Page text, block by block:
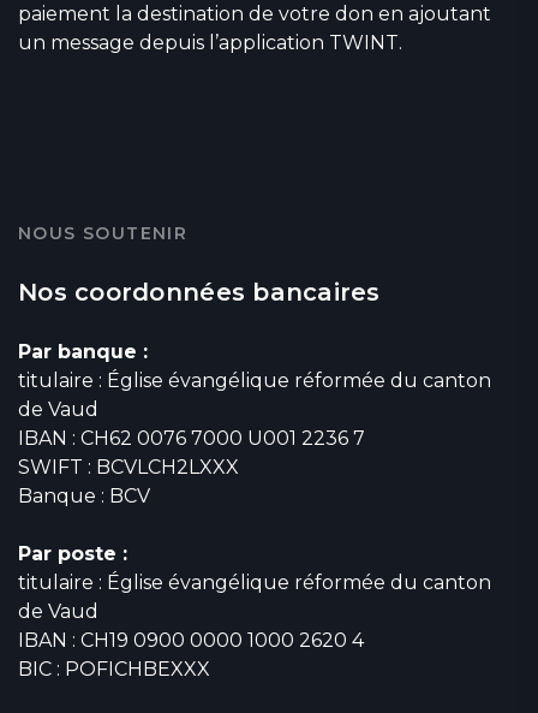
paiement la destination de votre don en ajoutant
un message depuis l’application TWINT.
NOUS SOUTENIR
Nos coordonnées bancaires
Par banque :
titulaire : Église évangélique réformée du canton
de Vaud
IBAN : CH62 0076 7000 U001 2236 7
SWIFT : BCVLCH2LXXX
Banque : BCV
Par poste :
titulaire : Église évangélique réformée du canton
de Vaud
IBAN : CH19 0900 0000 1000 2620 4
BIC : POFICHBEXXX